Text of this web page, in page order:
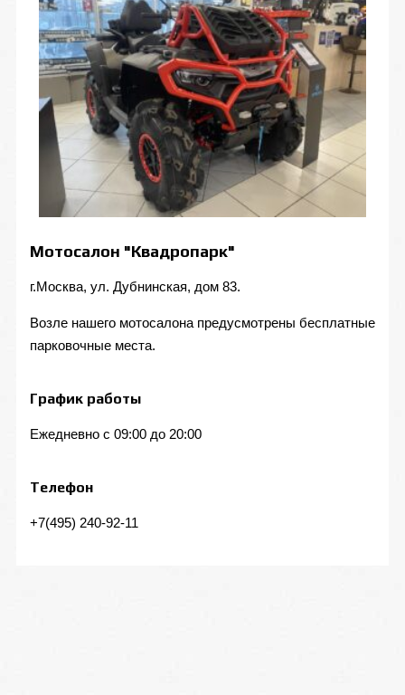
Мотосалон "Квадропарк"
г.Москва, ул. Дубнинская, дом 83.
Возле нашего мотосалона предусмотрены бесплатные
парковочные места.
График работы
Ежедневно с 09:00 до 20:00
Телефон
+7(495) 240-92-11